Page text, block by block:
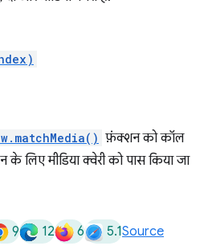
फ़ंक्शन को कॉल
मीडिया क्वेरी को पास किया जा
9 12 6 5.1Source